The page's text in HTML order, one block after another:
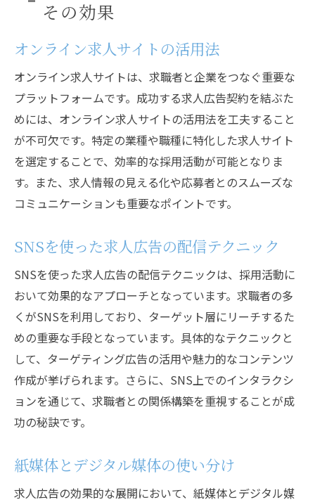
その効果
オンライン求人サイトの活用法
オンライン求人サイトは、求職者と企業をつなぐ重要な
プラットフォームです。成功する求人広告契約を結ぶた
めには、オンライン求人サイトの活用法を工夫すること
が不可欠です。特定の業種や職種に特化した求人サイト
を選定することで、効率的な採用活動が可能となりま
す。また、求人情報の見える化や応募者とのスムーズな
コミュニケーションも重要なポイントです。
SNSを使った求人広告の配信テクニック
SNSを使った求人広告の配信テクニックは、採用活動に
おいて効果的なアプローチとなっています。求職者の多
くがSNSを利用しており、ターゲット層にリーチするた
めの重要な手段となっています。具体的なテクニックと
して、ターゲティング広告の活用や魅力的なコンテンツ
作成が挙げられます。さらに、SNS上でのインタラクシ
ョンを通じて、求職者との関係構築を重視することが成
功の秘訣です。
紙媒体とデジタル媒体の使い分け
求人広告の効果的な展開において、紙媒体とデジタル媒